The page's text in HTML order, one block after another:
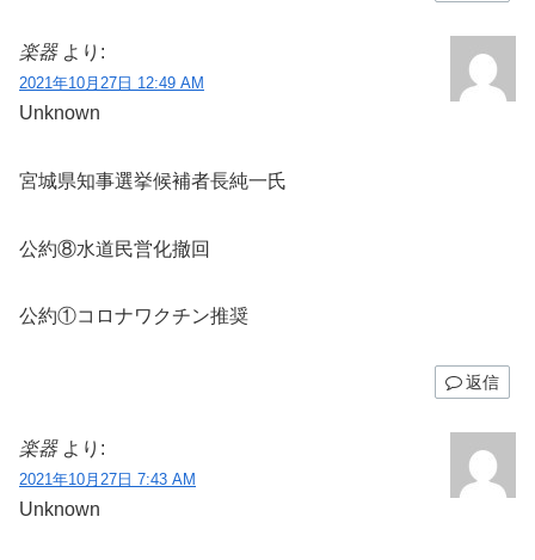
楽器 より:
2021年10月27日 12:49 AM
Unknown
宮城県知事選挙候補者長純一氏
公約⑧水道民営化撤回
公約①コロナワクチン推奨
返信
楽器 より:
2021年10月27日 7:43 AM
Unknown